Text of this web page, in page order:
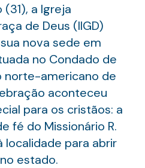
a Igreja
de Deus (IIGD)
nova sede em
no Condado de
norte-americano de
aconteceu
para os cristãos: a
fé do Missionário R.
localidade para abrir
estado.